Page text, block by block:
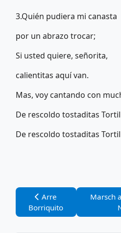
3.Quién pudiera mi canasta
por un abrazo trocar;
Si usted quiere, señorita,
calientitas aquí van.
Mas, voy cantando con
De rescoldo tostaditas
De rescoldo tostaditas
Vorheriger Beitrag: Arre
Arre
Borriquito
Marsch